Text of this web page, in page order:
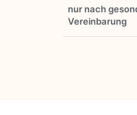
nur nach
Vereinbarung